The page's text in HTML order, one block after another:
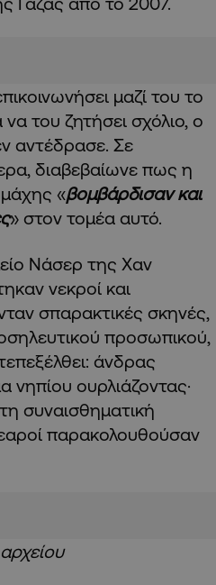
μαζί του το
να του ζητήσει σχόλιο, ο
αντέδρασε. Σε
διαβεβαίωνε πως η
«βομβάρδισαν και
» στον τομέα αυτό.
Νάσερ της Χαν
νεκροί και
σπαρακτικές σκηνές,
προσωπικού,
άνδρας
ουρλιάζοντας·
συναισθηματική
παρακολουθούσαν